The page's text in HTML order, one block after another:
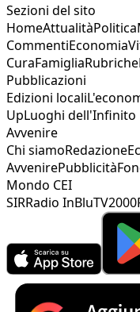
Sezioni del sito
HomeAttualitàPolitica
CommentiEconomia
CuraFamigliaRubriche
Pubblicazioni
Edizioni locali
UpLuoghi dell'Infinito
Avvenire
Chi siamoRedazione
AvvenirePubblicità
Mondo CEI
SIRRadio InBluTV2000